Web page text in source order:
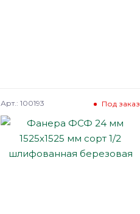
Под заказ
Арт.: 100193